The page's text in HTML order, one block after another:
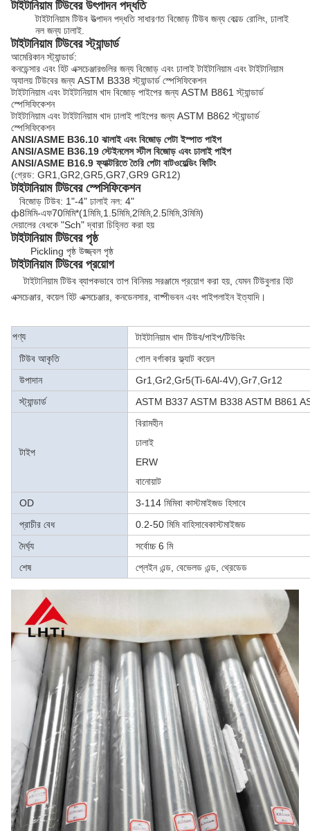
টাইটানিয়াম টিউবের উৎপাদন পদ্ধতি
টাইটানিয়াম টিউব উত্পাদন পদ্ধতি সাধারণত বিজোড় টিউব জন্য কোল্ড রোলিং, ঢালাই
নল জন্য ঢালাই.
টাইটানিয়াম টিউবের স্ট্যান্ডার্ড
আমেরিকান স্ট্যান্ডার্ড:
কনডেন্সার এবং হিট এক্সচেঞ্জারগুলির জন্য বিজোড় এবং ঢালাই টাইটানিয়াম এবং টাইটানিয়াম
অ্যালয় টিউবের জন্য ASTM B338 স্ট্যান্ডার্ড স্পেসিফিকেশন
টাইটানিয়াম এবং টাইটানিয়াম খাদ বিজোড় পাইপের জন্য ASTM B861 স্ট্যান্ডার্ড
স্পেসিফিকেশন
টাইটানিয়াম এবং টাইটানিয়াম খাদ ঢালাই পাইপের জন্য ASTM B862 স্ট্যান্ডার্ড
স্পেসিফিকেশন
ANSI/ASME B36.10 ঝালাই এবং বিজোড় পেটা ইস্পাত পাইপ
ANSI/ASME B36.19 স্টেইনলেস স্টীল বিজোড় এবং ঢালাই পাইপ
ANSI/ASME B16.9 ফ্যাক্টরিতে তৈরি পেটা বাটওয়েল্ডিং ফিটিং
(গ্রেড: GR1,GR2,GR5,GR7,GR9 GR12)
টাইটানিয়াম টিউবের স্পেসিফিকেশন
বিজোড় টিউব: 1"-4" ঢালাই নল: 4"
ф8মিমি-এফ70মিমি*(1মিমি,1.5মিমি,2মিমি,2.5মিমি,3মিমি)
দেয়ালের বেধকে "Sch" দ্বারা চিহ্নিত করা হয়
টাইটানিয়াম টিউবের পৃষ্ঠ
Pickling পৃষ্ঠ উজ্জ্বল পৃষ্ঠ
টাইটানিয়াম টিউবের প্রয়োগ
টাইটানিয়াম টিউব ব্যাপকভাবে তাপ বিনিময় সরঞ্জামে প্রয়োগ করা হয়, যেমন টিউবুলার হিট
এক্সচেঞ্জার, কয়েল হিট এক্সচেঞ্জার, কনডেনসার, বাষ্পীভবন এবং পাইপলাইন ইত্যাদি।
পণ্য
টাইটানিয়াম খাদ টিউব/পাইপ/টিউবিং
টিউব আকৃতি
গোল বর্গাকার ফ্ল্যাট কয়েল
উপাদান
Gr1,Gr2,Gr5(Ti-6Al-4V),Gr7,Gr12
স্ট্যান্ডার্ড
ASTM B337 ASTM B338 ASTM B861
টাইপ
বিরামহীন
ঢালাই
ERW
বানোয়াট
OD
3-114 মিমিবা কাস্টমাইজড হিসাবে
প্রাচীর বেধ
0.2-50 মিমি বাহিসাবেকাস্টমাইজড
দৈর্ঘ্য
সর্বোচ্চ 6 মি
শেষ
প্লেইন এন্ড, বেভেলড এন্ড, থ্রেডেড